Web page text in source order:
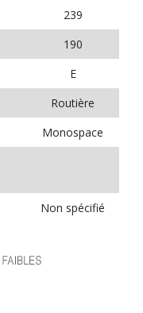
239
190
E
Routière
Monospace
Non spécifié